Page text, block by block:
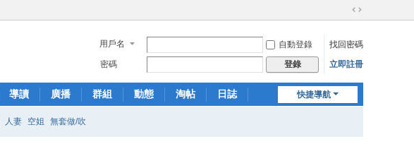
切
到
寬
用戶名 自動登錄
找回密碼
密碼
登錄 立即註冊
快捷導航
導讀 廣播 群組 動態 淘帖
日誌
人妻 空姐 無套做/吹